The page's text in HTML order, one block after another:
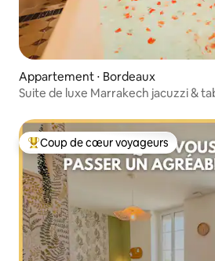
Appartement ⋅ Bordeaux
Suite de luxe Marrakech jacuzzi &
Coups de cœur voyageurs les plus
Coup de cœur voyageurs